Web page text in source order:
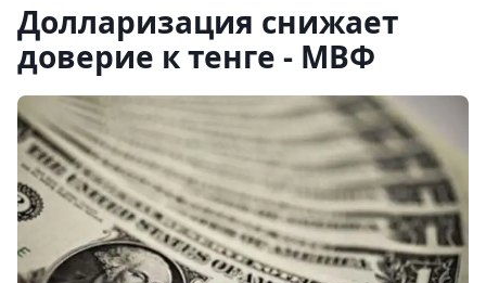
Долларизация снижает
доверие к тенге - МВФ